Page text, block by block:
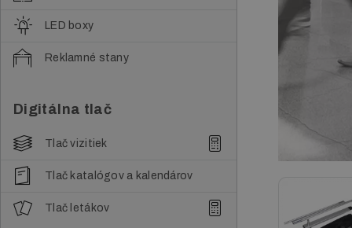
LED boxy
Reklamné stany
Digitálna tlač
Tlač vizitiek
Tlač katalógov a kalendárov
Tlač letákov